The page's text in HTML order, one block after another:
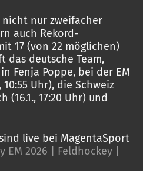
nicht nur zweifacher
auch Rekord-
17 (von 22 möglichen)
das deutsche Team,
Fenja Poppe, bei der EM
10:55 Uhr), die Schweiz
(16.1., 17:20 Uhr) und
live bei MagentaSport
EM 2026 | Feldhockey |